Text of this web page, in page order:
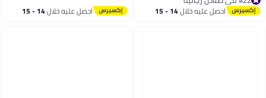
#22 في صنادل رجالية احصل عليه خلال 14 - 15 احصل عليه خلال 14 - 15